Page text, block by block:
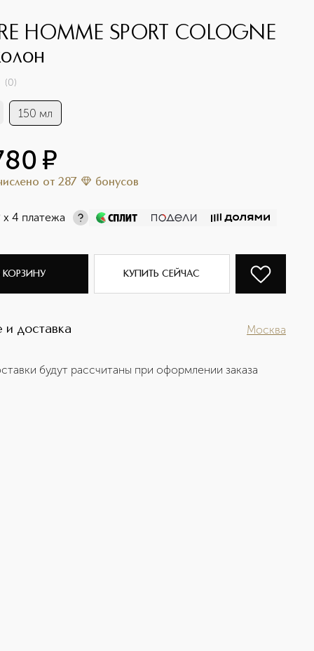
HOMME SPORT COLOGNE
(0)
150 мл
¤
от 287 бонусов
х 4 платежа
КОРЗИНУ КУПИТЬ СЕЙЧАС
и доставка Москва
будут рассчитаны при оформлении заказа